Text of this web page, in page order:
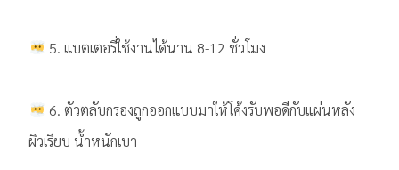
5. แบตเตอรี่ใช้งานได้นาน 8-12 ชั่วโมง
6. ตัวตลับกรองถูกออกแบบมาให้โค้งรับพอดีกับแผ่นหลัง
ผิวเรียบ น้ำหนักเบา